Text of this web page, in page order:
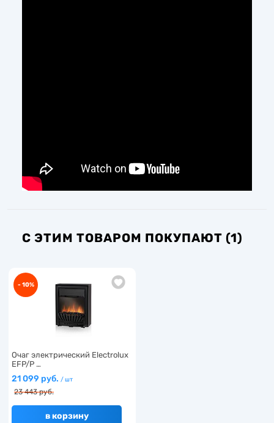
С ЭТИМ ТОВАРОМ ПОКУПАЮТ (1)
- 10%
Очаг электрический Electrolux
EFP/Р …
21 099 руб. / шт
23 443 руб.
в корзину